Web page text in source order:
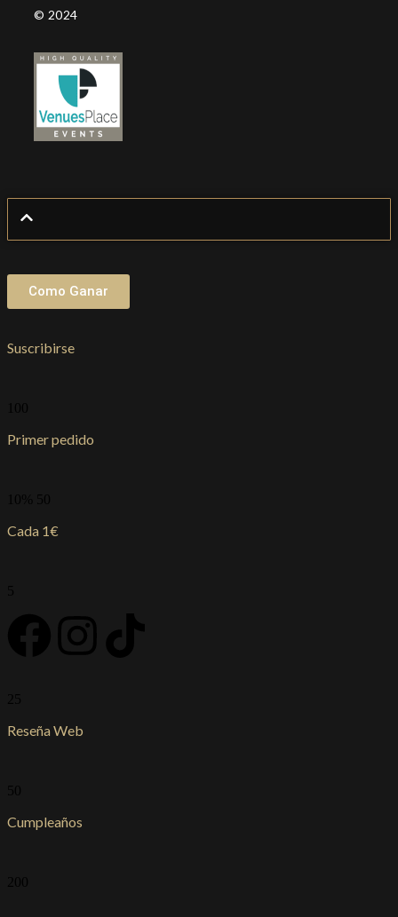
© 2024
Como Ganar
Suscribirse
Primer pedido
Cada 1€
Reseña Web
Cumpleaños